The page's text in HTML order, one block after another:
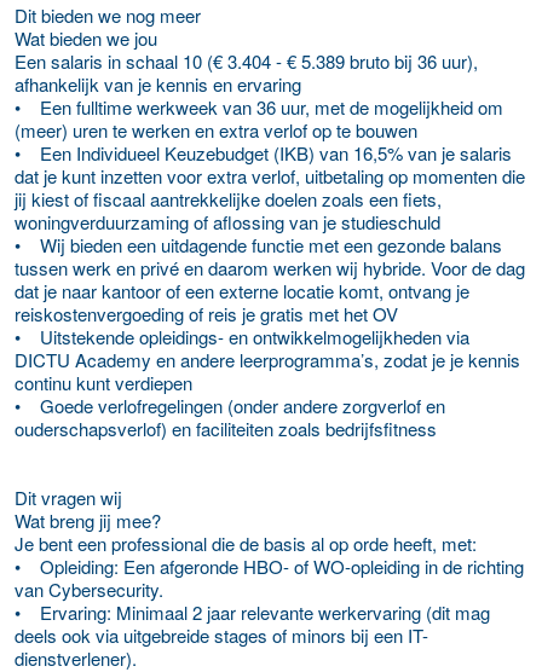
Dit bieden we nog meer
Wat bieden we jou
Een salaris in schaal 10 (€ 3.404 - € 5.389 bruto bij 36 uur),
afhankelijk van je kennis en ervaring
• Een fulltime werkweek van 36 uur, met de mogelijkheid om
(meer) uren te werken en extra verlof op te bouwen
• Een Individueel Keuzebudget (IKB) van 16,5% van je salaris
dat je kunt inzetten voor extra verlof, uitbetaling op momenten die
jij kiest of fiscaal aantrekkelijke doelen zoals een fiets,
woningverduurzaming of aflossing van je studieschuld
• Wij bieden een uitdagende functie met een gezonde balans
tussen werk en privé en daarom werken wij hybride. Voor de dag
dat je naar kantoor of een externe locatie komt, ontvang je
reiskostenvergoeding of reis je gratis met het OV
• Uitstekende opleidings- en ontwikkelmogelijkheden via
DICTU Academy en andere leerprogramma’s, zodat je je kennis
continu kunt verdiepen
• Goede verlofregelingen (onder andere zorgverlof en
ouderschapsverlof) en faciliteiten zoals bedrijfsfitness
Dit vragen wij
Wat breng jij mee?
Je bent een professional die de basis al op orde heeft, met:
• Opleiding: Een afgeronde HBO- of WO-opleiding in de richting
van Cybersecurity.
• Ervaring: Minimaal 2 jaar relevante werkervaring (dit mag
deels ook via uitgebreide stages of minors bij een IT-
dienstverlener).